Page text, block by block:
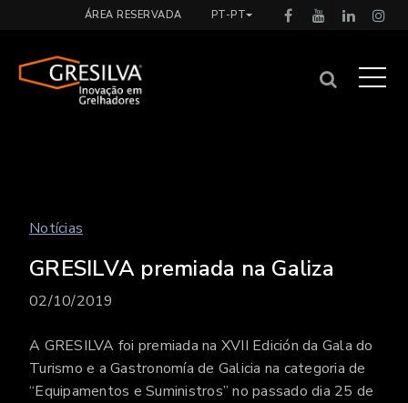
ÁREA RESERVADA PT-PT
Notícias
GRESILVA premiada na Galiza
02/10/2019
A GRESILVA foi premiada na XVII Edición da Gala do
Turismo e a Gastronomía de Galicia na categoria de
“Equipamentos e Suministros” no passado dia 25 de